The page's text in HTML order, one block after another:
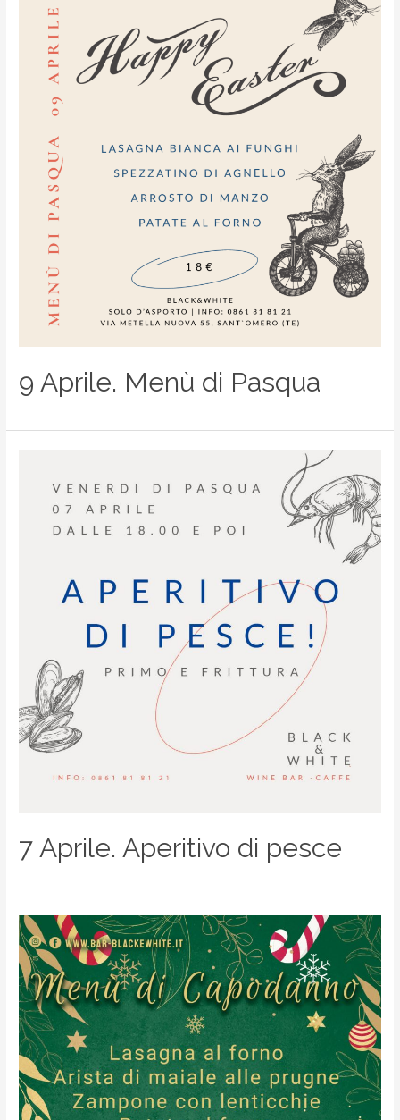
9 Aprile. Menù di Pasqua
7 Aprile. Aperitivo di pesce